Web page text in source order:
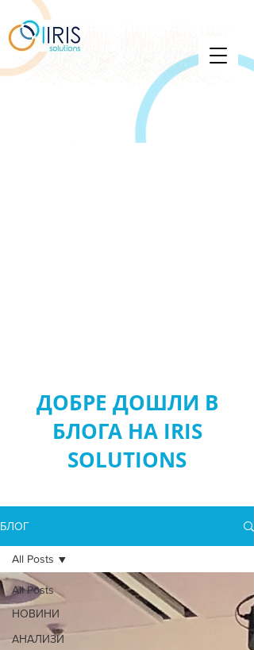
ДОБРЕ ДОШЛИ В
БЛОГА НА IRIS
SOLUTIONS
БЛОГ
All Posts
НОВИНИ
АНАЛИЗИ
All Posts